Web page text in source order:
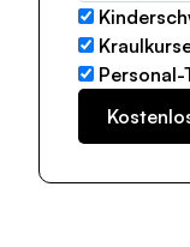
Personal-